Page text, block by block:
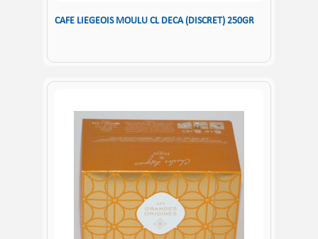
CAFE LIEGEOIS MOULU CL DECA (DISCRET) 250GR